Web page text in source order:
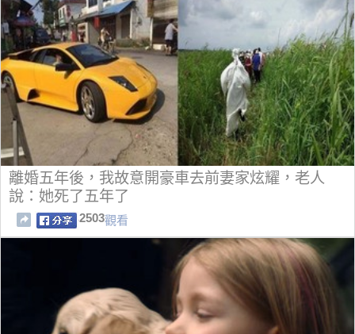
離婚五年後，我故意開豪車去前妻家炫耀，老人
說：她死了五年了
2503觀看